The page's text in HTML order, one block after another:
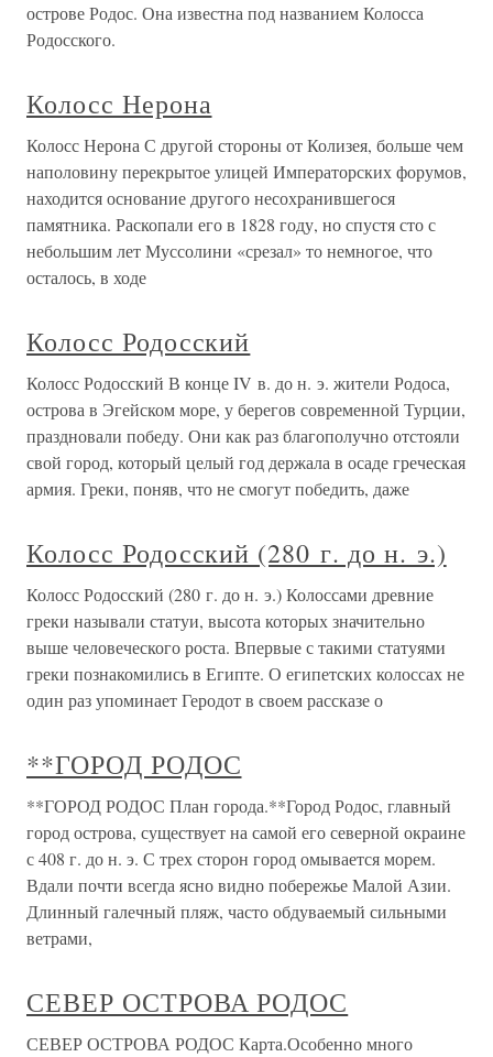
острове Родос. Она известна под названием Колосса
Родосского.
Колосс Нерона
Колосс Нерона С другой стороны от Колизея, больше чем
наполовину перекрытое улицей Императорских форумов,
находится основание другого несохранившегося
памятника. Раскопали его в 1828 году, но спустя сто с
небольшим лет Муссолини «срезал» то немногое, что
осталось, в ходе
Колосс Родосский
Колосс Родосский В конце IV в. до н. э. жители Родоса,
острова в Эгейском море, у берегов современной Турции,
праздновали победу. Они как раз благополучно отстояли
свой город, который целый год держала в осаде греческая
армия. Греки, поняв, что не смогут победить, даже
Колосс Родосский (280 г. до н. э.)
Колосс Родосский (280 г. до н. э.) Колоссами древние
греки называли статуи, высота которых значительно
выше человеческого роста. Впервые с такими статуями
греки познакомились в Египте. О египетских колоссах не
один раз упоминает Геродот в своем рассказе о
**ГОРОД РОДОС
**ГОРОД РОДОС План города.**Город Родос, главный
город острова, существует на самой его северной окраине
с 408 г. до н. э. С трех сторон город омывается морем.
Вдали почти всегда ясно видно побережье Малой Азии.
Длинный галечный пляж, часто обдуваемый сильными
ветрами,
СЕВЕР ОСТРОВА РОДОС
СЕВЕР ОСТРОВА РОДОС Карта.Особенно много